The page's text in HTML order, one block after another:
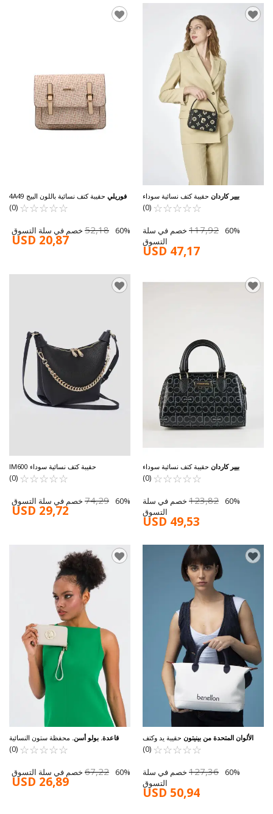
فوريلي
☆
☆
☆
☆
☆ ★
★
★
★
★
(0)
52,18 60% خصم في سلة التسوق
USD 20,87
بيير كاردان حقيبة كتف نسائية سوداء
05PC25Y10508-BMN
☆
☆
☆
☆
☆ ★
★
★
★
★
(0)
117,92 60% خصم في سلة
التسوق
USD 47,17
حقيبة كتف نسائية سوداء IM600
☆
☆
☆
☆
☆ ★
★
★
★
★
(0)
74,29 60% خصم في سلة التسوق
USD 29,72
بيير كاردان حقيبة كتف نسائية سوداء
05PC24K827-PMN
☆
☆
☆
☆
☆ ★
★
★
★
★
(0)
123,82 60% خصم في سلة
التسوق
USD 49,53
قاعدة. بولو أسن. محفظة ستون النسائية
USC25366
☆
☆
☆
☆
☆ ★
★
★
★
★
(0)
67,22 60% خصم في سلة التسوق
USD 26,89
الألوان المتحدة من بينيتون حقيبة يد وكتف
نسائية باللون الأبيض والأزرق الداكن والأحمر
BNT-1612
☆
☆
☆
☆
☆ ★
★
★
★
★
(0)
127,36 60% خصم في سلة
التسوق
USD 50,94